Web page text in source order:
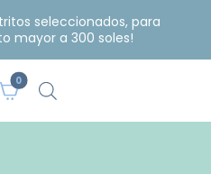
seleccionados, para
mayor a 300 soles!
0